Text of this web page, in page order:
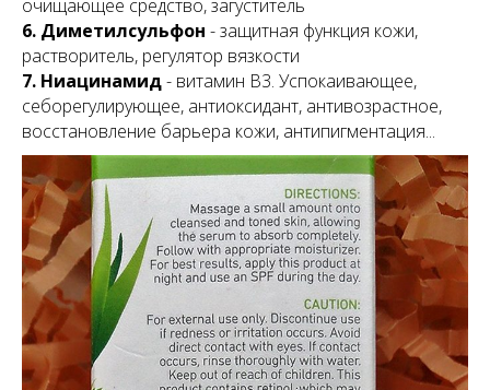
очищающее средство, загуститель
6. Диметилсульфон - защитная функция кожи,
растворитель, регулятор вязкости
7. Ниацинамид- витамин В3. Успокаивающее,
себорегулирующее, антиоксидант, антивозрастное,
восстановление барьера кожи, антипигментация...